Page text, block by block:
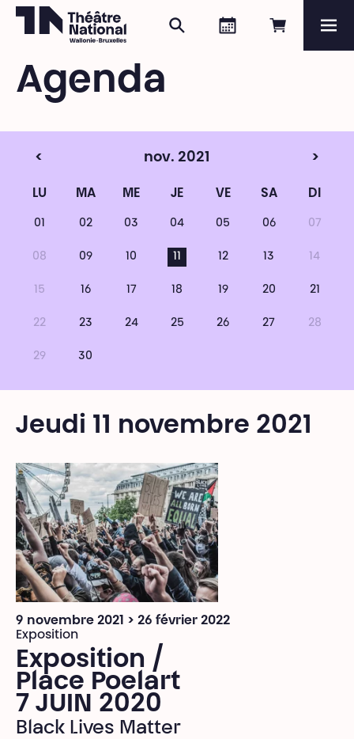
Réserver
Agenda
Rechercher
Agenda
< nov. 2021 >
LU MA ME JE VE SA DI
01 02 03 04 05 06 07
08 09 10 11 12 13 14
15 16 17 18 19 20 21
22 23 24 25 26 27 28
29 30
Jeudi 11 novembre 2021
9 novembre 2021 > 26 février 2022
Exposition
Exposition /
Place Poelart
7 JUIN 2020
Black Lives Matter